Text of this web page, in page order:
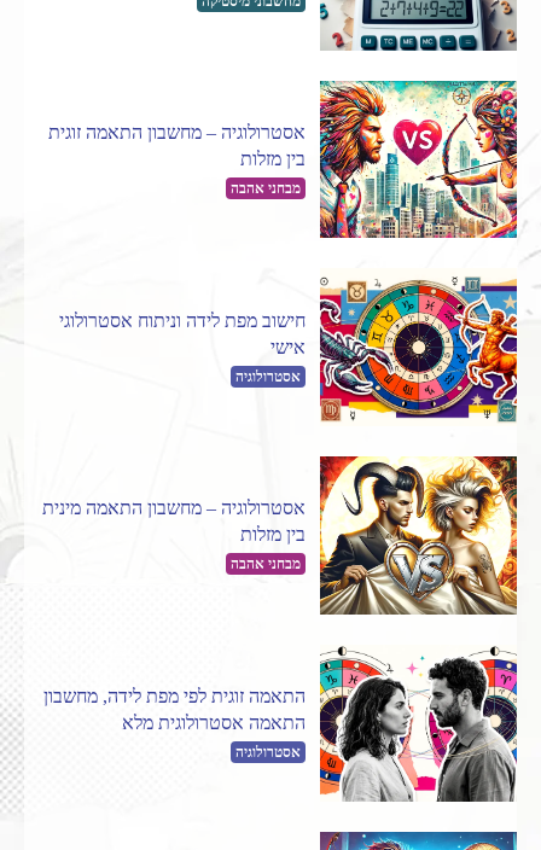
אסטרולוגיה – מחשבון התאמה זוגית
בין מזלות
מבחני אהבה
חישוב מפת לידה וניתוח אסטרולוגי
אישי
אסטרולוגיה
אסטרולוגיה – מחשבון התאמה מינית
בין מזלות
מבחני אהבה
התאמה זוגית לפי מפת לידה, מחשבון
התאמה אסטרולוגית מלא
אסטרולוגיה